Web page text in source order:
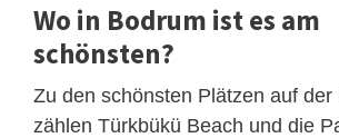
Wo in Bodrum ist es am
schönsten?
Zu den schönsten Plätzen auf der
zählen Türkbükü Beach und die